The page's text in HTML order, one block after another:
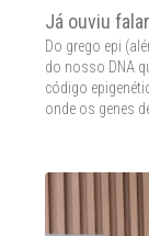
Já ouviu
Do grego epi
do nosso DNA
código
onde os genes